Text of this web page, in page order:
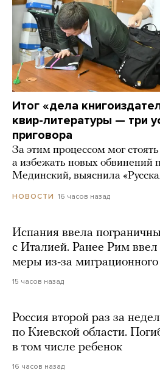
Итог «дела
квир-литературы — три
приговора
За этим процессом мог
а избежать новых обвинений
Мединский, выяснила
НОВОСТИ 16 часов назад
Испания ввела
с Италией. Ранее Рим
меры из-за миграционного
15 часов назад
Россия второй раз за
по Киевской области.
в том числе ребенок
16 часов назад